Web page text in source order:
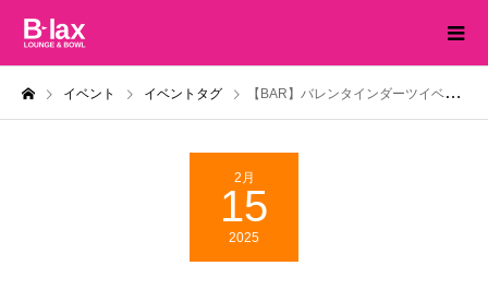
イベント イベントタグ 【BAR】バレンタインダーツイベント
2月
15
2025